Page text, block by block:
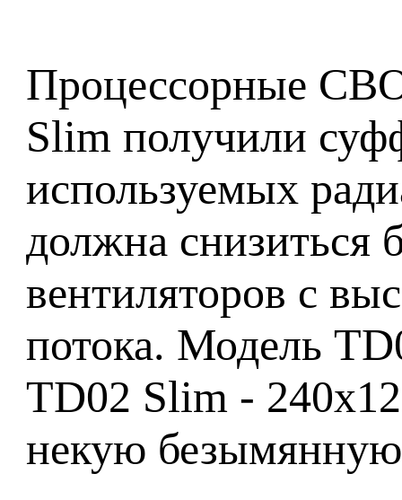
Процессорные
Slim получили
используемых
должна снизиться
вентиляторов с
потока. Модель
TD02 Slim -
некую